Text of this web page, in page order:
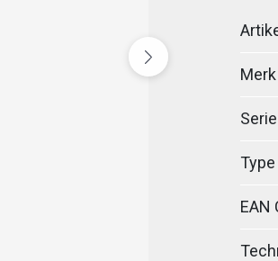
Merk
Serie
Type
EAN